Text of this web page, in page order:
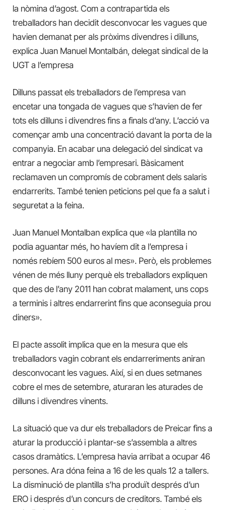
la nòmina d’agost. Com a contrapartida els
treballadors han decidit desconvocar les vagues que
havien demanat per als pròxims divendres i dilluns,
explica Juan Manuel Montalbán, delegat sindical de la
UGT a l’empresa
Dilluns passat els treballadors de l’empresa van
encetar una tongada de vagues que s’havien de fer
tots els dilluns i divendres fins a finals d’any. L’acció va
començar amb una concentració davant la porta de la
companyia. En acabar una delegació del sindicat va
entrar a negociar amb l’empresari. Bàsicament
reclamaven un compromís de cobrament dels salaris
endarrerits. També tenien peticions pel que fa a salut i
seguretat a la feina.
Juan Manuel Montalban explica que «la plantilla no
podia aguantar més, ho havíem dit a l’empresa i
només rebíem 500 euros al mes». Però, els problemes
vénen de més lluny perquè els treballadors expliquen
que des de l’any 2011 han cobrat malament, uns cops
a terminis i altres endarrerint fins que aconseguia prou
diners».
El pacte assolit implica que en la mesura que els
treballadors vagin cobrant els endarreriments aniran
desconvocant les vagues. Així, si en dues setmanes
cobre el mes de setembre, aturaran les aturades de
dilluns i divendres vinents.
La situació que va dur els treballadors de Preicar fins a
aturar la producció i plantar-se s’assembla a altres
casos dramàtics. L’empresa havia arribat a ocupar 46
persones. Ara dóna feina a 16 de les quals 12 a tallers.
La disminució de plantilla s’ha produït després d’un
ERO i després d’un concurs de creditors. També els